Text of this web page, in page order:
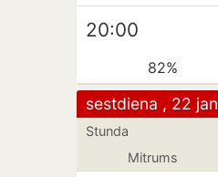
20:00
82%
sestdiena , 22
Stunda
Mitrums